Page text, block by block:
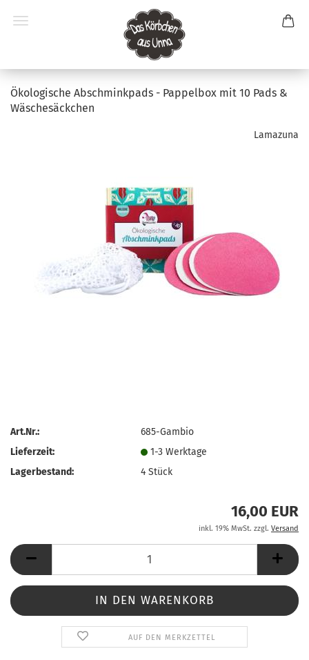
Ökologische Abschminkpads - Pappelbox mit 10 Pads &
Wäschesäckchen
Lamazuna
Art.Nr.:
685-Gambio
Lieferzeit:
1-3 Werktage
Lagerbestand:
4Stück
16,00 EUR
inkl. 19% MwSt. zzgl. Versand
AUF DEN MERKZETTEL